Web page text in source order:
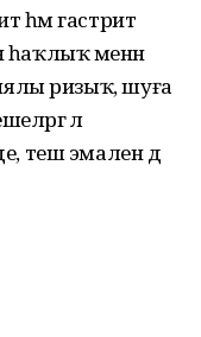
һәм гастрит
һаҡлыҡ менән
ризыҡ, шуға
лә
теш эмален дә